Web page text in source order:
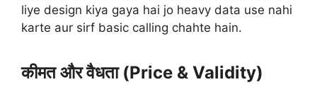
liye design kiya gaya hai jo heavy data use nahi
karte aur sirf basic calling chahte hain.
कीमत और वैधता (Price & Validity)